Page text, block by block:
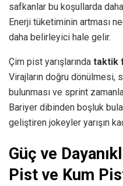
safkanlar bu koşullarda
Enerji tüketiminin artması
daha belirleyici hale gelir.
Çim pist yarışlarında taktik
Virajların doğru dönülmesi,
bulunması ve sprint
Bariyer dibinden boşluk
geliştiren jokeyler yarışın
Güç ve
Pist ve Kum